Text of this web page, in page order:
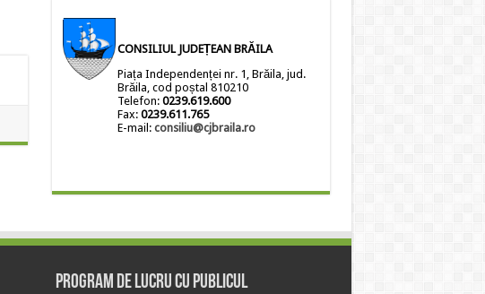
CONSILIUL JUDEȚEAN BRĂILA
Piața Independenței nr. 1, Brăila, jud.
Brăila, cod poștal 810210
Telefon: 0239.619.600
Fax: 0239.611.765
E-mail: consiliu@cjbraila.ro
Program de lucru cu publicul